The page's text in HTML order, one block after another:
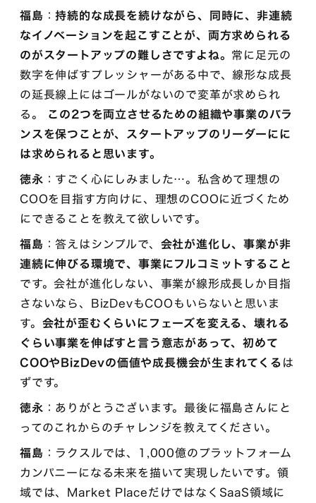
福島 ：持続的な成長を続けながら、同時に、非連続
なイノベーションを起こすことが、両方求められる
のがスタートアップの難しさですよね。 常に足元の
数字を伸ばすプレッシャーがある中で、線形な成長
の延長線上にはゴールがないので変革が求められ
る。
この2つを両立させるための組織や事業のバラ
ンスを保つことが、スタートアップのリーダーにに
は求められると思います。
徳永 ：すごく心にしみました…。私含めて理想の
COOを目指す方向けに、理想のCOOに近づくため
にできることを教えて欲しいです。
福島 ：答えはシンプルで、 会社が進化し、事業が非
連続に伸びる環境で、事業にフルコミットすること
です。会社が進化しない、事業が線形成長しか目指
さないなら、BizDevもCOOもいらないと思いま
す。 会社が歪むくらいにフェーズを変える、壊れる
ぐらい事業を伸ばすと言う意志があって、初めて
COOやBizDevの価値や成長機会が生まれてくるは
ずです。
徳永 ：ありがとうございます。最後に福島さんにと
ってのこれからのチャレンジを教えてください。
福島 ：ラクスルでは、1,000億のプラットフォーム
カンパニーになる未来を描いて実現したいです。領
域では、Market PlaceだけではなくSaaS領域に